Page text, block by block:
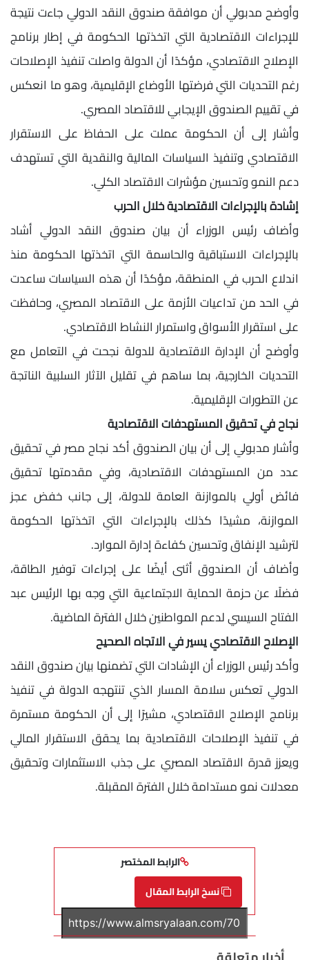
وأوضح مدبولي أن موافقة صندوق النقد الدولي جاءت نتيجة
للإجراءات الاقتصادية التي اتخذتها الحكومة في إطار برنامج
الإصلاح الاقتصادي، مؤكدًا أن الدولة واصلت تنفيذ الإصلاحات
رغم التحديات التي فرضتها الأوضاع الإقليمية، وهو ما انعكس
في تقييم الصندوق الإيجابي للاقتصاد المصري.
وأشار إلى أن الحكومة عملت على الحفاظ على الاستقرار
الاقتصادي وتنفيذ السياسات المالية والنقدية التي تستهدف
دعم النمو وتحسين مؤشرات الاقتصاد الكلي.
إشادة بالإجراءات الاقتصادية خلال الحرب
وأضاف رئيس الوزراء أن بيان صندوق النقد الدولي أشاد
بالإجراءات الاستباقية والحاسمة التي اتخذتها الحكومة منذ
اندلاع الحرب في المنطقة، مؤكدًا أن هذه السياسات ساعدت
في الحد من تداعيات الأزمة على الاقتصاد المصري، وحافظت
على استقرار الأسواق واستمرار النشاط الاقتصادي.
وأوضح أن الإدارة الاقتصادية للدولة نجحت في التعامل مع
التحديات الخارجية، بما ساهم في تقليل الآثار السلبية الناتجة
عن التطورات الإقليمية.
نجاح في تحقيق المستهدفات الاقتصادية
وأشار مدبولي إلى أن بيان الصندوق أكد نجاح مصر في تحقيق
عدد من المستهدفات الاقتصادية، وفي مقدمتها تحقيق
فائض أولي بالموازنة العامة للدولة، إلى جانب خفض عجز
الموازنة، مشيدًا كذلك بالإجراءات التي اتخذتها الحكومة
لترشيد الإنفاق وتحسين كفاءة إدارة الموارد.
وأضاف أن الصندوق أثنى أيضًا على إجراءات توفير الطاقة،
فضلًا عن حزمة الحماية الاجتماعية التي وجه بها الرئيس عبد
الفتاح السيسي لدعم المواطنين خلال الفترة الماضية.
الإصلاح الاقتصادي يسير في الاتجاه الصحيح
وأكد رئيس الوزراء أن الإشادات التي تضمنها بيان صندوق النقد
الدولي تعكس سلامة المسار الذي تنتهجه الدولة في تنفيذ
برنامج الإصلاح الاقتصادي، مشيرًا إلى أن الحكومة مستمرة
في تنفيذ الإصلاحات الاقتصادية بما يحقق الاستقرار المالي
ويعزز قدرة الاقتصاد المصري على جذب الاستثمارات وتحقيق
معدلات نمو مستدامة خلال الفترة المقبلة.
الرابط المختصر
نسخ الرابط المقال